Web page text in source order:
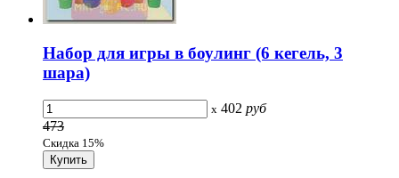
Набор для игры в боулинг (6 кегель, 3
шара)
x 402 руб
473
Скидка 15%